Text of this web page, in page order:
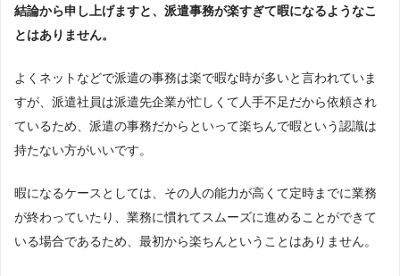
結論から申し上げますと、派遣事務が楽すぎて暇になるようなこ
とはありません。
よくネットなどで派遣の事務は楽で暇な時が多いと言われていま
すが、派遣社員は派遣先企業が忙しくて人手不足だから依頼され
ているため、派遣の事務だからといって楽ちんで暇という認識は
持たない方がいいです。
暇になるケースとしては、その人の能力が高くて定時までに業務
が終わっていたり、業務に慣れてスムーズに進めることができて
いる場合であるため、最初から楽ちんということはありません。